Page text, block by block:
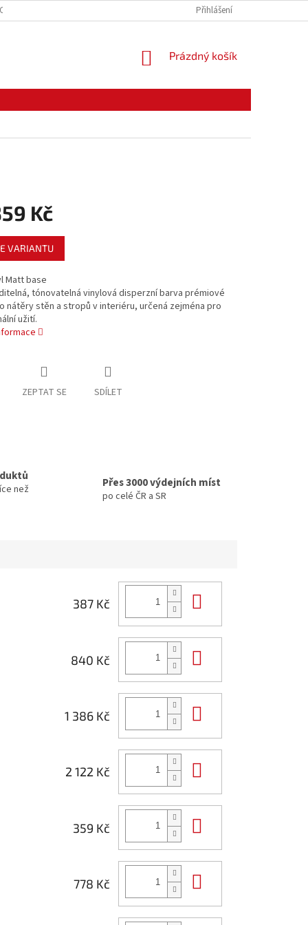
ZBOŽÍ PODMÍNKY OCHRANY
Přihlášení
NÁKUPNÍ
Prázdný košík
Kč
VARIANTU
Matt base
tónovatelná vinylová disperzní barva prémiové
nátěry stěn a stropů v interiéru, určená zejména pro
užití.
ZEPTAT SE SDÍLET
než
Přes 3000 výdejních míst
po celé ČR a SR
387 Kč
840 Kč
1 386 Kč
2 122 Kč
359 Kč
778 Kč